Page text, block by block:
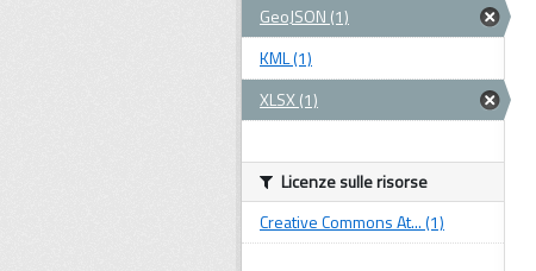
GeoJSON (1)
KML (1)
XLSX (1)
Licenze sulle risorse
Creative Commons At... (1)